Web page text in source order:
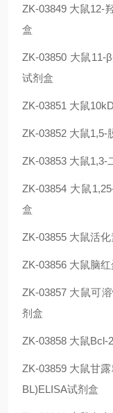
ZK-03849 大鼠12-
盒
ZK-03850 大鼠11-
试剂盒
ZK-03851 大鼠
ZK-03852 大鼠1,5-
ZK-03853 大鼠1,3-
ZK-03854 大鼠
盒
ZK-03855 大鼠活
ZK-03856 大鼠脑
ZK-03857 大鼠可
剂盒
ZK-03858 大鼠Bcl-
ZK-03859 大鼠甘
BL)ELISA试剂盒